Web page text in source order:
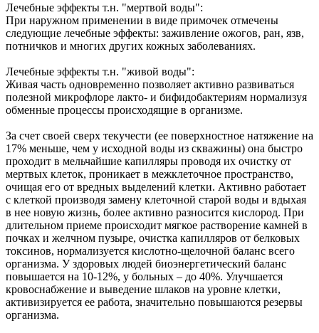
Лечебные эффекты т.н. "мертвой воды":
При наружном применении в виде примочек отмечены
следующие лечебные эффекты: заживление ожогов, ран, язв,
потничков и многих других кожных заболеваниях.
Лечебные эффекты т.н. "живой воды":
Живая часть одновременно позволяет активно развиваться
полезной микрофлоре лакто- и бифидобактериям нормализуя
обменные процессы происходящие в организме.
За счет своей сверх текучести (ее поверхностное натяжение на
17% меньше, чем у исходной воды из скважины) она быстро
проходит в мельчайшие капилляры проводя их очистку от
мертвых клеток, проникает в межклеточное пространство,
очищая его от вредных выделений клетки. Активно работает
с клеткой производя замену клеточной старой воды и вдыхая
в нее новую жизнь, более активно разносится кислород. При
длительном приеме происходит мягкое растворение камней в
почках и желчном пузыре, очистка капилляров от белковых
токсинов, нормализуется кислотно-щелочной баланс всего
организма. У здоровых людей биоэнергетический баланс
повышается на 10-12%, у больных – до 40%. Улучшается
кровоснабжение и выведение шлаков на уровне клетки,
активизируется ее работа, значительно повышаются резервы
организма.